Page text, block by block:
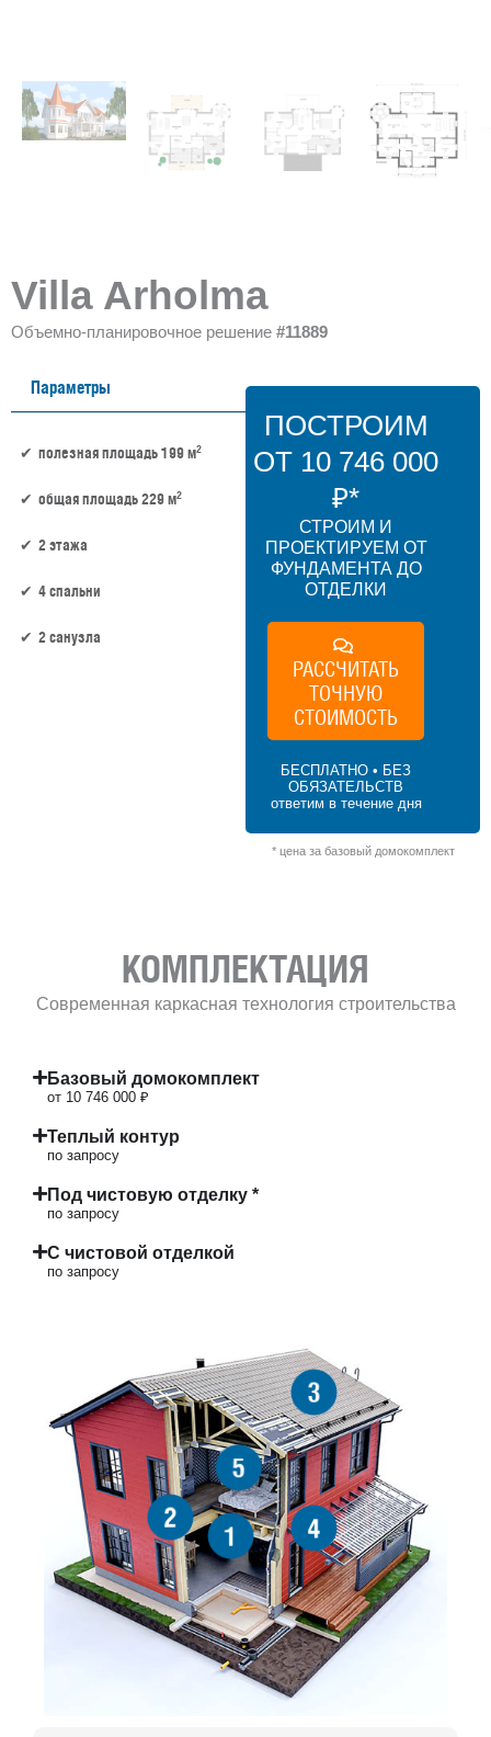
Villa Arholma
Объемно-планировочное решение #11889
Параметры
полезная площадь 199 м2
общая площадь 229 м2
2 этажа
4 спальни
2 санузла
ПОСТРОИМ
ОТ 10 746 000
₽*
СТРОИМ И
ПРОЕКТИРУЕМ ОТ
ФУНДАМЕНТА ДО
ОТДЕЛКИ
РАССЧИТАТЬ
ТОЧНУЮ
СТОИМОСТЬ
БЕСПЛАТНО • БЕЗ
ОБЯЗАТЕЛЬСТВ
ответим в течение дня
* цена за базовый домокомплект
КОМПЛЕКТАЦИЯ
Современная каркасная технология строительства
Базовый домокомплект
от 10 746 000 ₽
Теплый контур
по запросу
Под чистовую отделку *
по запросу
С чистовой отделкой
по запросу
1
2
3
4
5